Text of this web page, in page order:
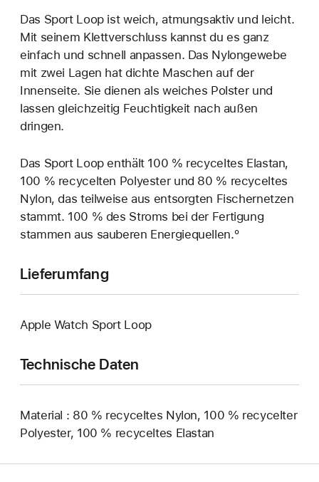
Das Sport Loop ist weich, atmungsaktiv und leicht.
Mit seinem Klettverschluss kannst du es ganz
einfach und schnell anpassen. Das Nylongewebe
mit zwei Lagen hat dichte Maschen auf der
Innenseite. Sie dienen als weiches Polster und
lassen gleichzeitig Feuchtigkeit nach außen
dringen.
Das Sport Loop enthält 100 % recyceltes Elastan,
100 % recycelten Polyester und 80 % recyceltes
Nylon, das teilweise aus entsorgten Fischernetzen
stammt. 100 % des Stroms bei der Fertigung
stammen aus sauberen Energiequellen.º
Lieferumfang
Apple Watch Sport Loop
Technische Daten
Material : 80 % recyceltes Nylon, 100 % recycelter
Polyester, 100 % recyceltes Elastan